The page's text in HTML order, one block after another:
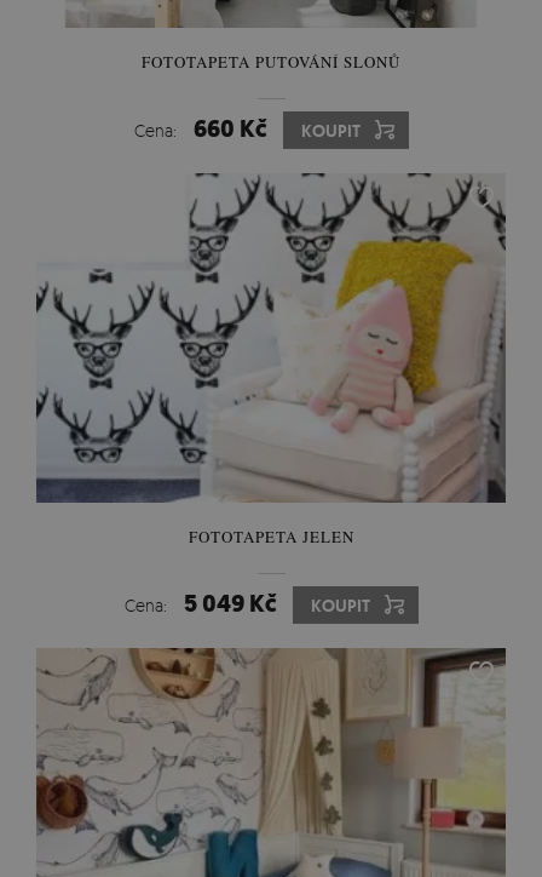
FOTOTAPETA PUTOVÁNÍ SLONŮ
Cena: 660 Kč KOUPIT
FOTOTAPETA JELEN
Cena: 5 049 Kč KOUPIT